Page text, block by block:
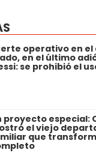
operativo en el
en el último
se prohibió el
proyecto especial:
el viejo
que